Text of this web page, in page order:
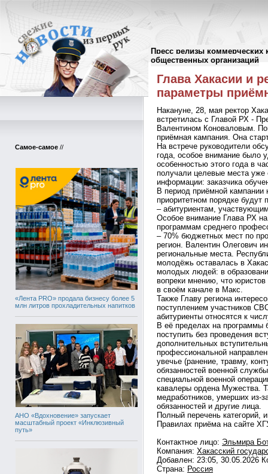
Пресс релизы коммерческих
общественных организаций
Самое-самое //
«Лента PRO» продала бизнесу более 5
млн литров прохладительных напитков
АНО «Вдохновение» запускает
масштабный проект «Инклюзивный
путь»
Пресс-релизы//
Глава Хакасии и
параметры
Накануне, 28, мая ректор
встретилась с Главой РХ -
Валентином Коноваловым.
приёмная кампания. Она
На встрече руководители
года, особое внимание было
особенностью этого года в
получали целевые места уже
информации: заказчика
В период приёмной
приоритетном порядке будут
– абитуриентам,
Особое внимание Глава РХ
программам среднего
– 70% бюджетных мест по
регион. Валентин Олегович
региональные места.
молодёжь оставалась в
молодых людей: в
вопреки мнению, что
в своём канале в Макс.
Также Главу региона
поступлением участников
абитуриенты относятся к
В её пределах на программы
поступить без проведения
дополнительных
профессиональной
увечье (ранение, травму,
обязанностей военной
специальной военной
кавалеры ордена Мужества.
медработников, умерших из-
обязанностей и другие лица.
Полный перечень
Правилах приёма на сайте
Контактное лицо: Эльмира
Компания: Хакасский
Добавлен: 23:05, 30.05.2026
Страна: Россия